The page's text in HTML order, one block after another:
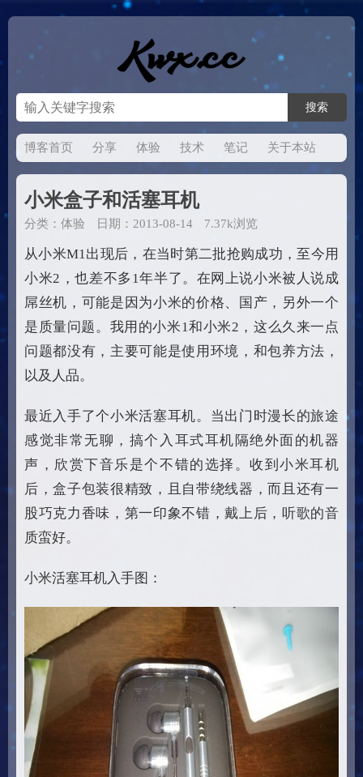
博客首页 分享 体验 技术 笔记 关于本站
小米盒子和活塞耳机
分类： 体验 日期：2013-08-14 7.37k浏览
从小米M1出现后，在当时第二批抢购成功，至今用
小米2，也差不多1年半了。在网上说小米被人说成
屌丝机，可能是因为小米的价格、国产，另外一个
是质量问题。我用的小米1和小米2，这么久来一点
问题都没有，主要可能是使用环境，和包养方法，
以及人品。
最近入手了个小米活塞耳机。当出门时漫长的旅途
感觉非常无聊，搞个入耳式耳机隔绝外面的机器
声，欣赏下音乐是个不错的选择。收到小米耳机
后，盒子包装很精致，且自带绕线器，而且还有一
股巧克力香味，第一印象不错，戴上后，听歌的音
质蛮好。
小米活塞耳机入手图：